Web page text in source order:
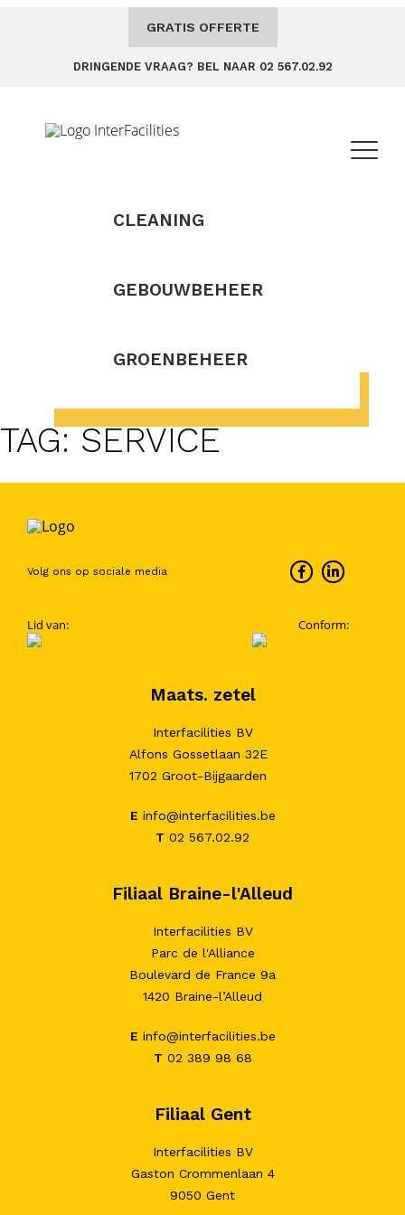
DRINGENDE VRAAG? BEL NAAR 02 567.02.92
GRATIS OFFERTE
CLEANING
GEBOUWBEHEER
GROENBEHEER
TAG:SERVICE
Volg ons op sociale media
Lid van: Conform:
Maats. zetel
Interfacilities BV
Alfons Gossetlaan 32E
1702 Groot-Bijgaarden
E info@interfacilities.be
T 02 567.02.92
Filiaal Braine-l'Alleud
Interfacilities BV
Parc de l'Alliance
Boulevard de France 9a
1420 Braine-l’Alleud
E info@interfacilities.be
T 02 389 98 68
Filiaal Gent
Interfacilities BV
Gaston Crommenlaan 4
9050 Gent